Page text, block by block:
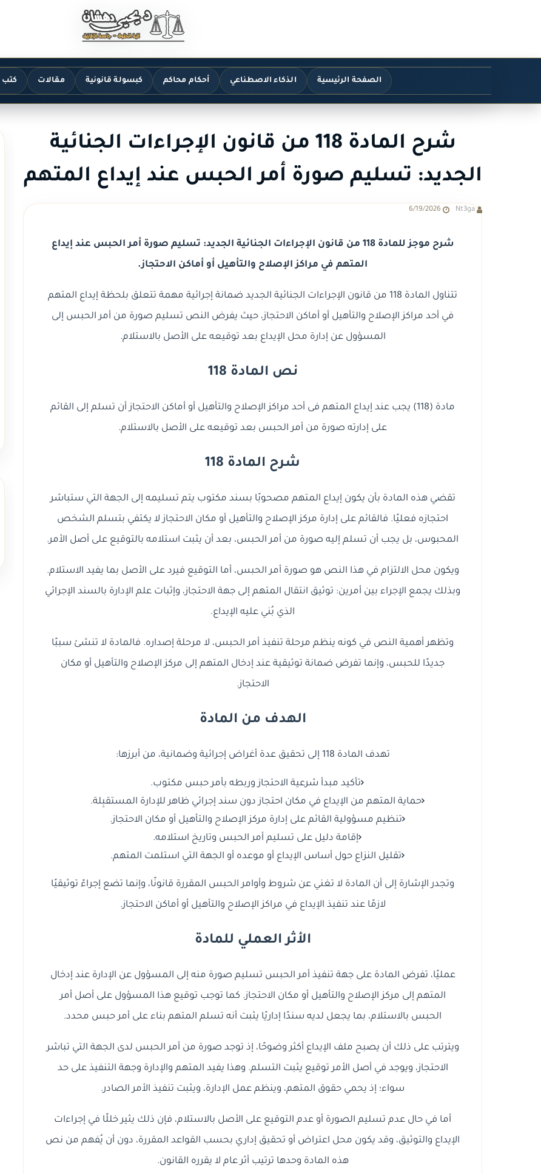
الصفحة الرئيسية الذكاء الاصطناعي أحكام محاكم كبسولة قانونية مقالات كتب
شرح المادة 118 من قانون الإجراءات الجنائية
الجديد: تسليم صورة أمر الحبس عند إيداع المتهم
Nt3ga
6/19/2026
شرح موجز للمادة 118 من قانون الإجراءات الجنائية الجديد: تسليم صورة أمر الحبس عند إيداع
المتهم في مراكز الإصلاح والتأهيل أو أماكن الاحتجاز.
تتناول المادة 118 من قانون الإجراءات الجنائية الجديد ضمانة إجرائية مهمة تتعلق بلحظة إيداع المتهم
في أحد مراكز الإصلاح والتأهيل أو أماكن الاحتجاز، حيث يفرض النص تسليم صورة من أمر الحبس إلى
المسؤول عن إدارة محل الإيداع بعد توقيعه على الأصل بالاستلام.
نص المادة 118
مادة (118) يجب عند إيداع المتهم فى أحد مراكز الإصلاح والتأهيل أو أماكن الاحتجاز أن تسلم إلى القائم
على إدارته صورة من أمر الحبس بعد توقيعه على الأصل بالاستلام.
شرح المادة 118
تقضي هذه المادة بأن يكون إيداع المتهم مصحوبًا بسند مكتوب يتم تسليمه إلى الجهة التي ستباشر
احتجازه فعليًا. فالقائم على إدارة مركز الإصلاح والتأهيل أو مكان الاحتجاز لا يكتفي بتسلم الشخص
المحبوس، بل يجب أن تسلم إليه صورة من أمر الحبس، بعد أن يثبت استلامه بالتوقيع على أصل الأمر.
ويكون محل الالتزام في هذا النص هو صورة أمر الحبس، أما التوقيع فيرد على الأصل بما يفيد الاستلام.
وبذلك يجمع الإجراء بين أمرين: توثيق انتقال المتهم إلى جهة الاحتجاز، وإثبات علم الإدارة بالسند الإجرائي
الذي بُني عليه الإيداع.
وتظهر أهمية النص في كونه ينظم مرحلة تنفيذ أمر الحبس، لا مرحلة إصداره. فالمادة لا تنشئ سببًا
جديدًا للحبس، وإنما تفرض ضمانة توثيقية عند إدخال المتهم إلى مركز الإصلاح والتأهيل أو مكان
الاحتجاز.
الهدف من المادة
تهدف المادة 118 إلى تحقيق عدة أغراض إجرائية وضمانية، من أبرزها:
تأكيد مبدأ شرعية الاحتجاز وربطه بأمر حبس مكتوب.
حماية المتهم من الإيداع في مكان احتجاز دون سند إجرائي ظاهر للإدارة المستقبِلة.
تنظيم مسؤولية القائم على إدارة مركز الإصلاح والتأهيل أو مكان الاحتجاز.
إقامة دليل على تسليم أمر الحبس وتاريخ استلامه.
تقليل النزاع حول أساس الإيداع أو موعده أو الجهة التي استلمت المتهم.
وتجدر الإشارة إلى أن المادة لا تغني عن شروط وأوامر الحبس المقررة قانونًا، وإنما تضع إجراءً توثيقيًا
لازمًا عند تنفيذ الإيداع في مراكز الإصلاح والتأهيل أو أماكن الاحتجاز.
الأثر العملي للمادة
عمليًا، تفرض المادة على جهة تنفيذ أمر الحبس تسليم صورة منه إلى المسؤول عن الإدارة عند إدخال
المتهم إلى مركز الإصلاح والتأهيل أو مكان الاحتجاز. كما توجب توقيع هذا المسؤول على أصل أمر
الحبس بالاستلام، بما يجعل لديه سندًا إداريًا يثبت أنه تسلم المتهم بناء على أمر حبس محدد.
ويترتب على ذلك أن يصبح ملف الإيداع أكثر وضوحًا، إذ توجد صورة من أمر الحبس لدى الجهة التي تباشر
الاحتجاز، ويوجد في أصل الأمر توقيع يثبت التسلم. وهذا يفيد المتهم والإدارة وجهة التنفيذ على حد
سواء؛ إذ يحمي حقوق المتهم، وينظم عمل الإدارة، ويثبت تنفيذ الأمر الصادر.
أما في حال عدم تسليم الصورة أو عدم التوقيع على الأصل بالاستلام، فإن ذلك يثير خللًا في إجراءات
الإيداع والتوثيق، وقد يكون محل اعتراض أو تحقيق إداري بحسب القواعد المقررة، دون أن يُفهم من نص
هذه المادة وحدها ترتيب أثر عام لا يقرره القانون.